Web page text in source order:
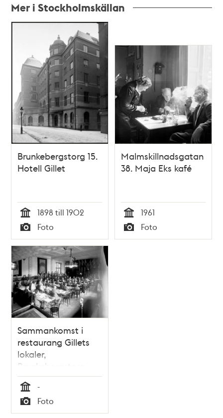
Mer i Stockholmskällan
teman
Brunkebergstorg 15.
Hotell Gillet
Tid
1898 till 1902
Typ
Foto
Malmskillnadsgatan
38. Maja Eks kafé
Tid
1961
Typ
Foto
Sammankomst i
restaurang Gillets
lokaler,
Brunkebergstorg
Tid
-
Typ
Foto